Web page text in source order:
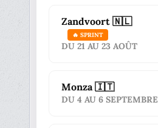
Zandvoort 🇳🇱
🔥 SPRINT
DU 21 AU 23 AOÛT
Monza 🇮🇹
DU 4 AU 6 SEPTEMBRE